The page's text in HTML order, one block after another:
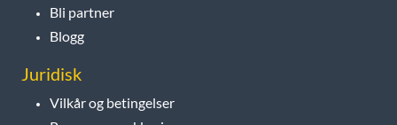
Bli partner
Blogg
Juridisk
Vilkår og betingelser